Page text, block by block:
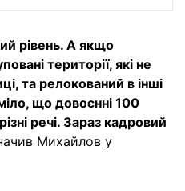
рівень. А якщо
території, які не
та релокований в інші
що довоєнні 100
речі. Зараз кадровий
Михайлов у